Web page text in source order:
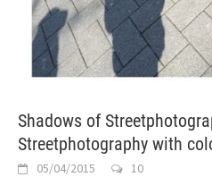
Shadows of
Streetphotography with
05/04/2015 10